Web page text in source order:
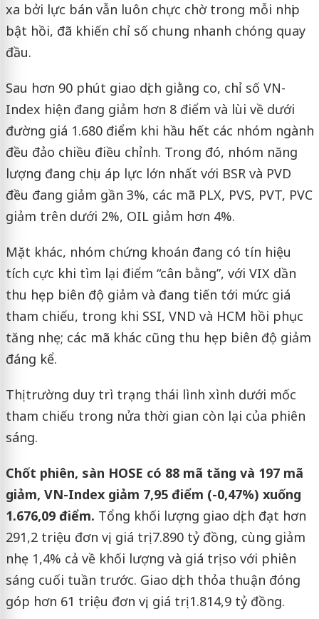
xa bởi lực bán vẫn luôn chực chờ trong mỗi nhịp
bật hồi, đã khiến chỉ số chung nhanh chóng quay
đầu.
Sau hơn 90 phút giao dịch giằng co, chỉ số VN-
Index hiện đang giảm hơn 8 điểm và lùi về dưới
đường giá 1.680 điểm khi hầu hết các nhóm ngành
đều đảo chiều điều chỉnh. Trong đó, nhóm năng
lượng đang chịu áp lực lớn nhất với BSR và PVD
đều đang giảm gần 3%, các mã PLX, PVS, PVT, PVC
giảm trên dưới 2%, OIL giảm hơn 4%.
Mặt khác, nhóm chứng khoán đang có tín hiệu
tích cực khi tìm lại điểm “cân bằng”, với VIX dần
thu hẹp biên độ giảm và đang tiến tới mức giá
tham chiếu, trong khi SSI, VND và HCM hồi phục
tăng nhẹ; các mã khác cũng thu hẹp biên độ giảm
đáng kể.
Thị trường duy trì trạng thái lình xình dưới mốc
tham chiếu trong nửa thời gian còn lại của phiên
sáng.
Chốt phiên, sàn HOSE có 88 mã tăng và 197 mã
giảm, VN-Index giảm 7,95 điểm (-0,47%) xuống
1.676,09 điểm. Tổng khối lượng giao dịch đạt hơn
291,2 triệu đơn vị, giá trị 7.890 tỷ đồng, cùng giảm
nhẹ 1,4% cả về khối lượng và giá trị so với phiên
sáng cuối tuần trước. Giao dịch thỏa thuận đóng
góp hơn 61 triệu đơn vị, giá trị 1.814,9 tỷ đồng.